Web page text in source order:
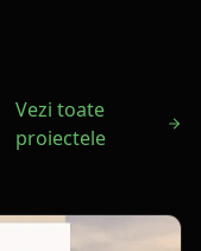
Vezi toate
proiectele